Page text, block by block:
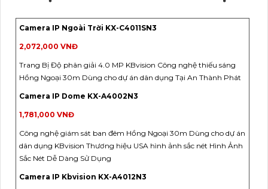
Camera IP Ngoài Trời KX-C4011SN3
2,072,000 VNĐ
Trang Bị Độ phân giải 4.0 MP KBvision Công nghệ thiếu sáng
Hồng Ngoại 30m Dùng cho dự án dân dụng Tại An Thành Phát
Camera IP Dome KX-A4002N3
1,781,000 VNĐ
Công nghệ giám sát ban đêm Hồng Ngoại 30m Dùng cho dự án
dân dụng KBvision Thương hiệu USA hình ảnh sắc nét Hình Ảnh
Sắc Nét Dễ Dàng Sử Dụng
Camera IP Kbvision KX-A4012N3